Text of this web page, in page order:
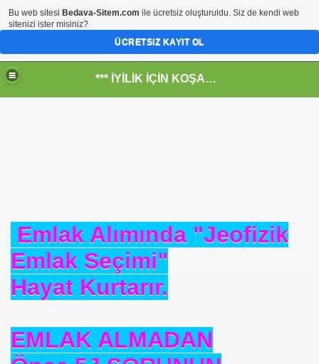
*** İYİLİK İÇİN KOŞANLARIN YERİ***
Emlak Alımında "Jeofizik
Emlak Seçimi"
Hayat Kurtarır.
EMLAK ALMADAN
-Engellenen Mühendis !!!
Bu web sitesi Bedava-Sitem.com ile ücretsiz oluşturuldu. Siz de kendi web
sitenizi ister misiniz?
ÜCRETSIZ KAYIT OL